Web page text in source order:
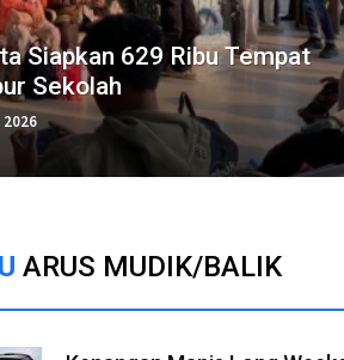
Siapkan 629 Ribu Tempat
Sekolah
2026
ARUS MUDIK/BALIK